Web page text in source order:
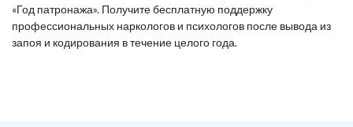
«Год патронажа». Получите бесплатную поддержку
профессиональных наркологов и психологов после вывода из
запоя и кодирования в течение целого года.